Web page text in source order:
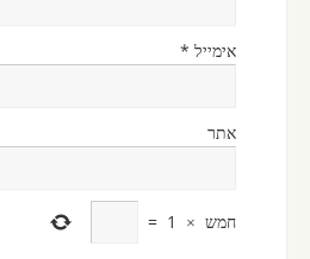
אימייל *
אתר
חמש ×
1
=